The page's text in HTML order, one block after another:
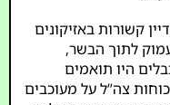
קשורות באזיקונים
לתוך הבשר,
היו תואמים
צה”ל על מעוכבים